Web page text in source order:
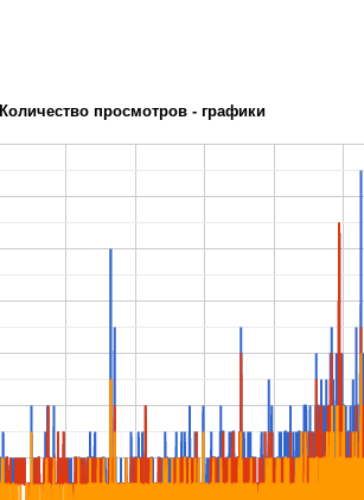
Количество просмотров - графики